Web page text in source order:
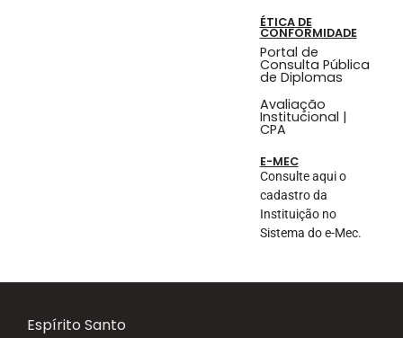
ÉTICA DE
CONFORMIDADE
Portal de
Consulta Pública
de Diplomas
Avaliação
Institucional |
CPA
E-MEC
Consulte aqui o
cadastro da
Instituição no
Sistema do e-Mec.
Espírito Santo